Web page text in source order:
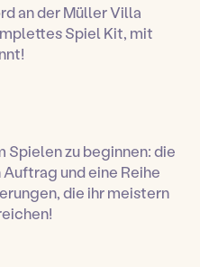
an der Müller Villa
Spiel Kit, mit
zu beginnen: die
und eine Reihe
die ihr meistern